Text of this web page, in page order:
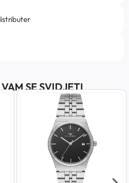
SE SVIDJETI